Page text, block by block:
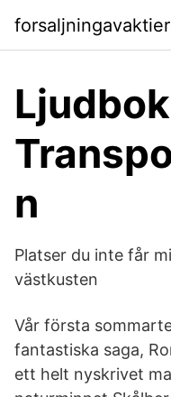
n
Platser du inte får
västkusten
Vår första
fantastiska saga,
ett helt nyskrivet